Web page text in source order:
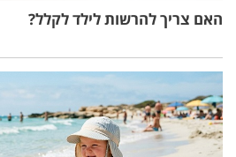
האם צריך להרשות לילד לקלל?